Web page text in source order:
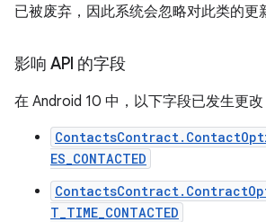
已被废弃，因此系统会忽略对此类的更
影响 API 的字段
在 Android 10 中，以下字段已发生更改
ES_CONTACTED
T_TIME_CONTACTED